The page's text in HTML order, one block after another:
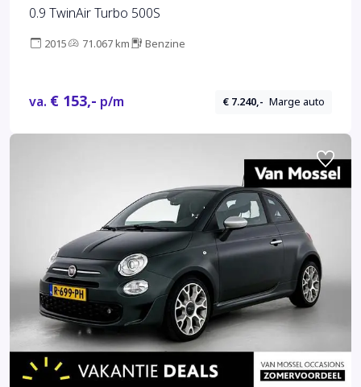
0.9 TwinAir Turbo 500S
2015 71.067 km Benzine
va. € 153,- p/m € 7.240,- Marge auto